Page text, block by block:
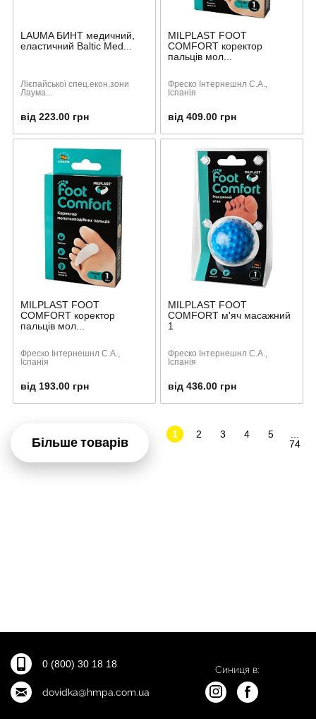
LAUMA БИНТ медичний,
еластичний Baltic Med...
Лієпайської спец.екон.зони
Лаума...
від 223.00 грн
MILPLAST FOOT
COMFORT коректор
пальців мол...
Фреско Інтернешнл С.А.,
Іспанія
від 409.00 грн
MILPLAST FOOT
COMFORT коректор
пальців мол...
Фреско Інтернешнл С.А.,
Іспанія
від 193.00 грн
MILPLAST FOOT
COMFORT м'яч масажний
1
Фреско Інтернешнл С.А.,
Іспанія
від 436.00 грн
Більше товарів
1 2 3 4 5
74
0 (800) 30 18 18
dovidka@hmpa.com.ua
Синиця в: